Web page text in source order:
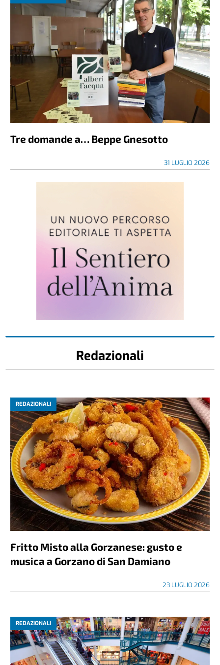
Tre domande a… Beppe Gnesotto
31 LUGLIO 2026
Redazionali
REDAZIONALI
Fritto Misto alla Gorzanese: gusto e
musica a Gorzano di San Damiano
23 LUGLIO 2026
REDAZIONALI